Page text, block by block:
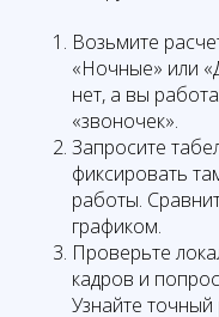
Возьмите
«Ночные» или
нет, а вы
«звоночек».
Запросите
фиксировать
работы.
графиком.
Проверьте
кадров и
Узнайте